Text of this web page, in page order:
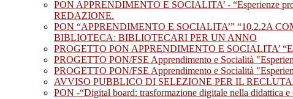
PON APPRENDIMENTO E SOCIALITA’ - “Esperienze
REDAZIONE.
PON “APPRENDIMENTO E SOCIALITA’” “10.2.2A
BIBLIOTECA: BIBLIOTECARI PER UN ANNO
PROGETTO PON APPRENDIMENTO E SOCIALITA’
PROGETTO PON/FSE Apprendimento e Socialità
PROGETTO PON/FSE Apprendimento e Socialità
AVVISO PUBBLICO DI SELEZIONE PER IL
PON -“Digital board: trasformazione digitale nella didattica e